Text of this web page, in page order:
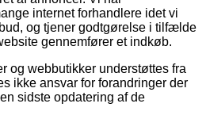
internet forhandlere idet vi
og tjener godtgørelse i tilfælde
gennemfører et indkøb.
og webbutikker understøttes fra
ikke ansvar for forandringer der
sidste opdatering af de